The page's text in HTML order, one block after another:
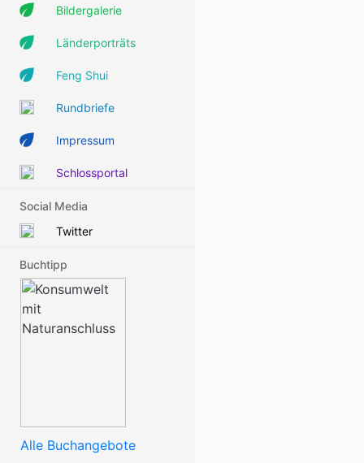
Bildergalerie
Länderporträts
Feng Shui
Rundbriefe
Impressum
Schlossportal
Social Media
Twitter
Buchtipp
Alle Buchangebote